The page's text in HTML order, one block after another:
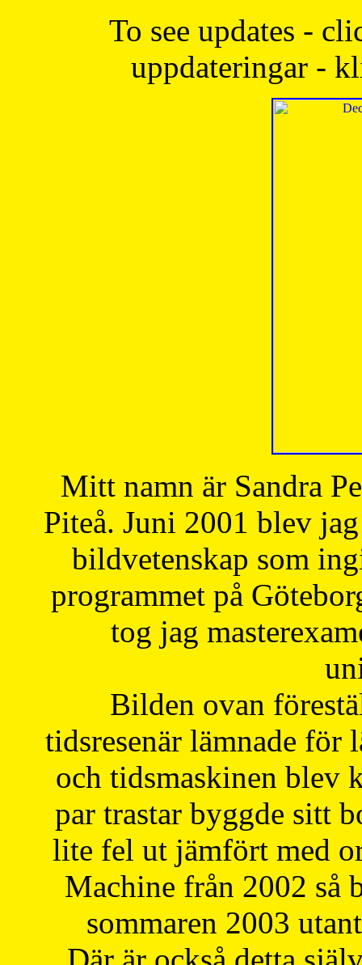
To see updates -
uppdateringar -
Mitt namn är Sandra
Piteå. Juni 2001 blev
bildvetenskap som
programmet på
tog jag
Bilden ovan
tidsresenär lämnade för
och tidsmaskinen blev
par trastar byggde sitt
lite fel ut jämfört med
Machine från 2002 så
sommaren 2003